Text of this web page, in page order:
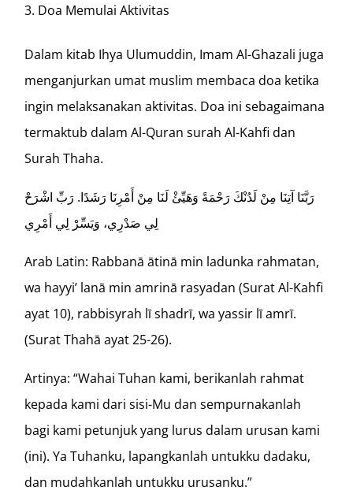
Doa Memulai Aktivitas
Dalam kitab Ihya Ulumuddin, Imam Al-Ghazali juga
menganjurkan umat muslim membaca doa ketika
ingin melaksanakan aktivitas. Doa ini sebagaimana
termaktub dalam Al-Quran surah Al-Kahfi dan
Surah Thaha.
رَبَّنَا آتِنَا مِنْ لَدُنْكَ رَحْمَةً وَهَيِّئْ لَنَا مِنْ أَمْرِنَا رَشَدًا. رَبِّ اشْرَحْ
لِي صَدْرِي، وَيَسِّرْ لِي أَمْرِي
Arab Latin: Rabbanā ātinā min ladunka rahmatan,
wa hayyi’ lanā min amrinā rasyadan (Surat Al-Kahfi
ayat 10), rabbisyrah lī shadrī, wa yassir lī amrī.
(Surat Thahā ayat 25-26).
Artinya: “Wahai Tuhan kami, berikanlah rahmat
kepada kami dari sisi-Mu dan sempurnakanlah
bagi kami petunjuk yang lurus dalam urusan kami
(ini). Ya Tuhanku, lapangkanlah untukku dadaku,
dan mudahkanlah untukku urusanku.”